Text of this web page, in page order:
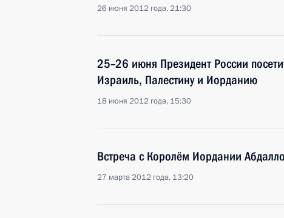
26 июня 2012 года, 21:30
25–26 июня Президент России
Израиль, Палестину и Иорданию
18 июня 2012 года, 15:30
Встреча с Королём Иордании
27 марта 2012 года, 13:20